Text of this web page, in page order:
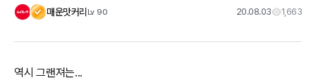
매운맛커리 Lv 90 20.08.03 1,663
역시 그랜져는...